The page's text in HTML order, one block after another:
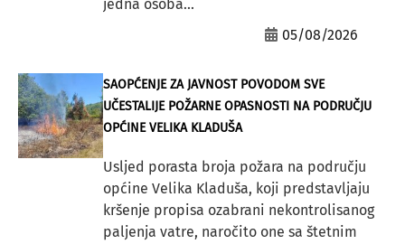
jedna osoba...
05/08/2026
SAOPĆENJE ZA JAVNOST POVODOM SVE
UČESTALIJE POŽARNE OPASNOSTI NA PODRUČJU
OPĆINE VELIKA KLADUŠA
Usljed porasta broja požara na području
općine Velika Kladuša, koji predstavljaju
kršenje propisa ozabrani nekontrolisanog
paljenja vatre, naročito one sa štetnim